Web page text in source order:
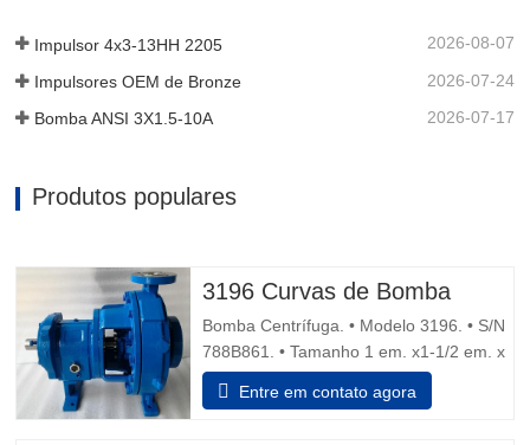
Impulsor 4x3-13HH 2205 2026-08-07
Impulsores OEM de Bronze 2026-07-24
Bomba ANSI 3X1.5-10A 2026-07-17
Produtos populares
3196 Curvas de Bomba
Bomba Centrífuga. • Modelo 3196. • S/N
788B861. • Tamanho 1 em. x1-1/2 em. x
8 dentro • Descarga de água dupla
vedação mecânica. Motor 1.5 cv, 1.730
Entre em contato agora